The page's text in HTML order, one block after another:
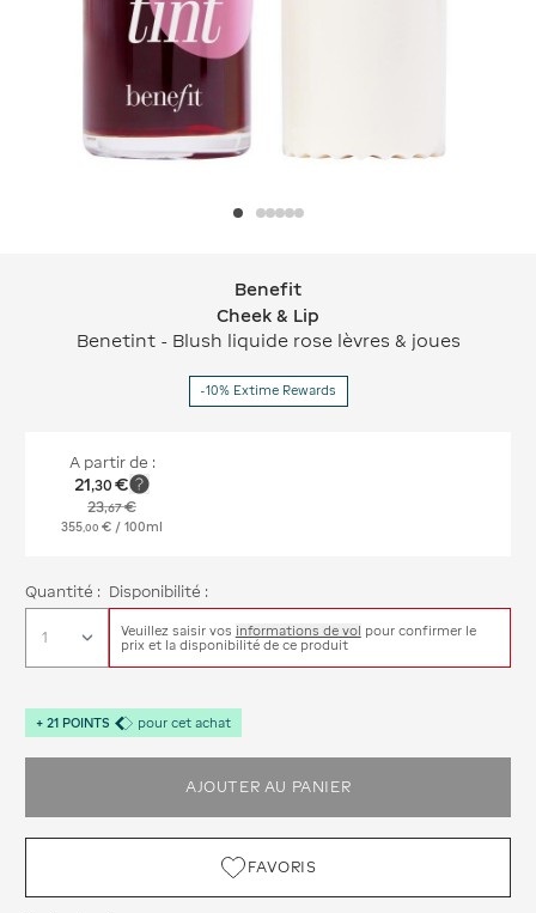
Benefit Cheek & Lip
Benefit
Cheek & Lip
Benetint - Blush liquide rose lèvres & joues
-10% Extime Rewards
A partir de :
21,30 €
23,67€
355 00 € / 100ml
Quantité : Disponibilité :
Veuillez saisir vos informations de vol pour confirmer le
prix et la disponibilité de ce produit
+ 21 POINTS pour cet achat
AJOUTER AU PANIER
FAVORIS